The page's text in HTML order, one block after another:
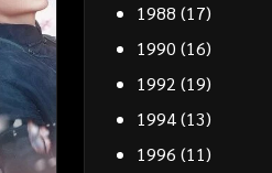
1988 (17)
1990 (16)
1992 (19)
1994(13)
1996 (11)